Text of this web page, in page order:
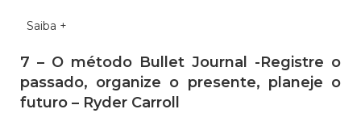
Saiba +
7 – O método Bullet Journal -Registre o
passado, organize o presente, planeje o
futuro – Ryder Carroll